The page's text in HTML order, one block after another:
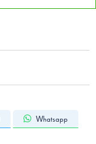
Whatsapp